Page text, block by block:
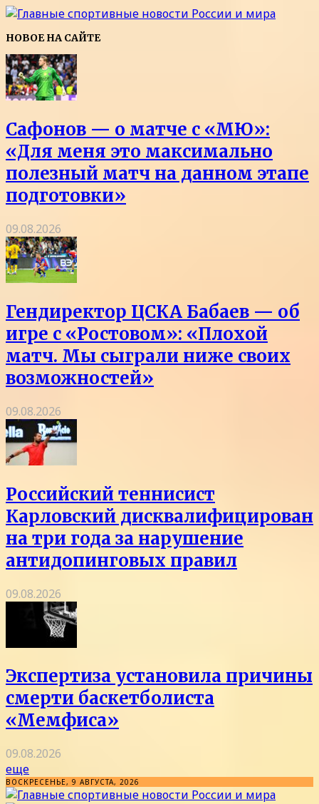
НОВОЕ НА САЙТЕ
Сафонов — о матче с «МЮ»:
«Для меня это максимально
полезный матч на данном этапе
подготовки»
09.08.2026
Гендиректор ЦСКА Бабаев — об
игре с «Ростовом»: «Плохой
матч. Мы сыграли ниже своих
возможностей»
09.08.2026
Российский теннисист
Карловский дисквалифицирован
на три года за нарушение
антидопинговых правил
09.08.2026
Экспертиза установила причины
смерти баскетболиста
«Мемфиса»
09.08.2026
еще
ВОСКРЕСЕНЬЕ, 9 АВГУСТА, 2026